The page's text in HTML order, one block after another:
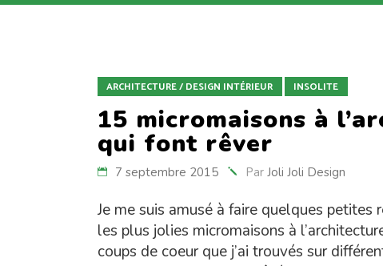
ARCHITECTURE / DESIGN INTÉRIEUR INSOLITE
15 micromaisons à
qui font rêver
7 septembre 2015 Par Joli Joli Design
Je me suis amusé à faire quelques
les plus jolies micromaisons à
coups de coeur que j’ai trouvés sur